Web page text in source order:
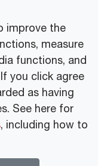
improve the
measure
functions, and
you click agree
as having
See here for
, including how to